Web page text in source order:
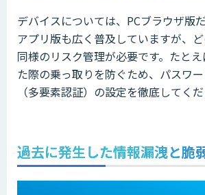
デバイスについては、PCブラウザ版
アプリ版も広く普及していますが、
同様のリスク管理が必要です。たと
た際の乗っ取りを防ぐため、パスワ
（多要素認証）の設定を徹底してくだ
過去に発生した情報漏洩と脆